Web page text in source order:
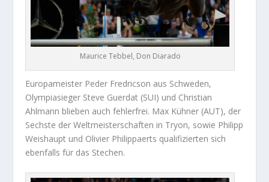
Maurice Tebbel, Don Diarado
Europameister Peder Fredricson aus Schweden,
Olympiasieger Steve Guerdat (SUI) und Christian
Ahlmann blieben auch fehlerfrei. Max Kühner (AUT), der
Sechste der Weltmeisterschaften in Tryon, sowie Philipp
Weishaupt und Olivier Philippaerts qualifizierten sich
ebenfalls für das Stechen.